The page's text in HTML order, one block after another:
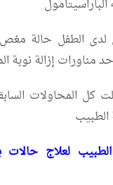
لدى الطفل حالة
مناورات إزالة نوبة
كل المحاولات
لعلاج حالات